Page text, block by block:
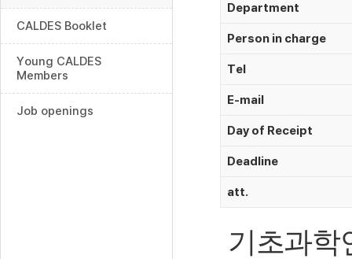
CALDES Booklet
Young CALDES
Members
Job openings
Department
Person in charge
Tel
E-mail
Day of Receipt
Deadline
att.
기초과학